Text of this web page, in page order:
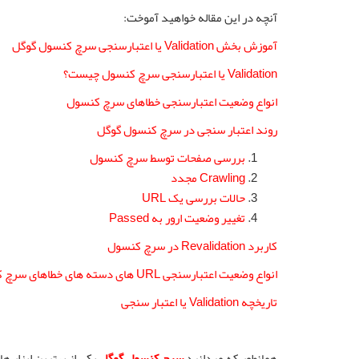
آنچه در این مقاله خواهید آموخت:
آموزش بخش Validation یا اعتبارسنجی سرچ کنسول گوگل
Validation یا اعتبارسنجی سرچ کنسول چیست؟
انواع وضعیت اعتبارسنجی خطاهای سرچ کنسول
روند اعتبار سنجی در سرچ کنسول گوگل
بررسی صفحات توسط سرچ کنسول
Crawling مجدد
حالات بررسی یک URL
تغییر وضعیت ارور به Passed
کاربرد Revalidation در سرچ کنسول
انواع وضعیت اعتبارسنجی URL های دسته های خطاهای سرچ کنسول
تاریخچه Validation یا اعتبار سنجی